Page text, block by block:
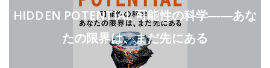
HIDDEN POTENTIAL 可能性の科学――あな
たの限界は、まだ先にある